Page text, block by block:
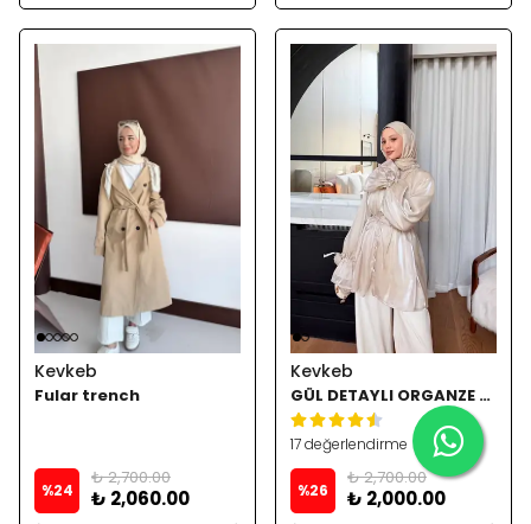
Kevkeb
Fular trench
%24
₺ 2,700.00
₺ 2,060.00
Kevkeb
GÜL DETAYLI ORGANZE GÖMLEK - Bej
17 değerlendirme
%26
₺ 2,700.00
₺ 2,000.00